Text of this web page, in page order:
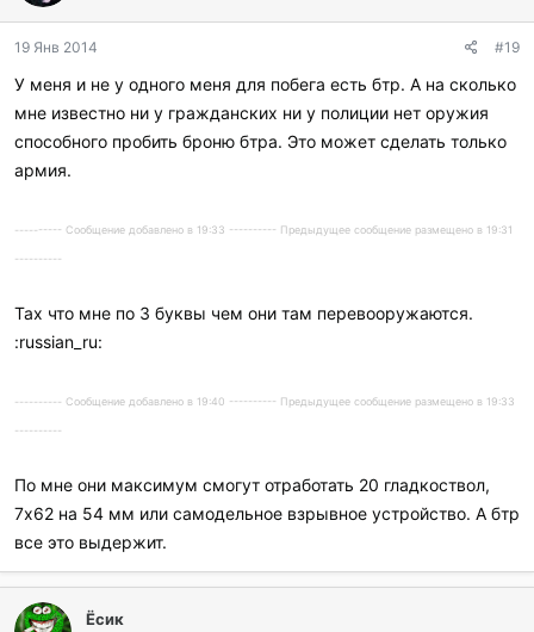
о
а
и
л
и
19 Янв 2014 #19
У меня и не у одного меня для побега есть бтр. А на сколько
мне известно ни у гражданских ни у полиции нет оружия
способного пробить броню бтра. Это может сделать только
армия.
---------- Сообщение добавлено в 19:33 ---------- Предыдущее сообщение размещено в 19:31
----------
Тах что мне по 3 буквы чем они там перевооружаются.
:russian_ru:
---------- Сообщение добавлено в 19:40 ---------- Предыдущее сообщение размещено в 19:33
----------
По мне они максимум смогут отработать 20 гладкоствол,
7х62 на 54 мм или самодельное взрывное устройство. А бтр
все это выдержит.
Ёсик